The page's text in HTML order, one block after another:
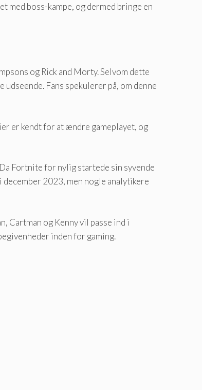
med boss-kampe, og dermed bringe en
og Rick and Morty. Selvom dette
Fans spekulerer på, om denne
er kendt for at ændre gameplayet, og
Fortnite for nylig startede sin syvende
2023, men nogle analytikere
Cartman og Kenny vil passe ind i
inden for gaming.